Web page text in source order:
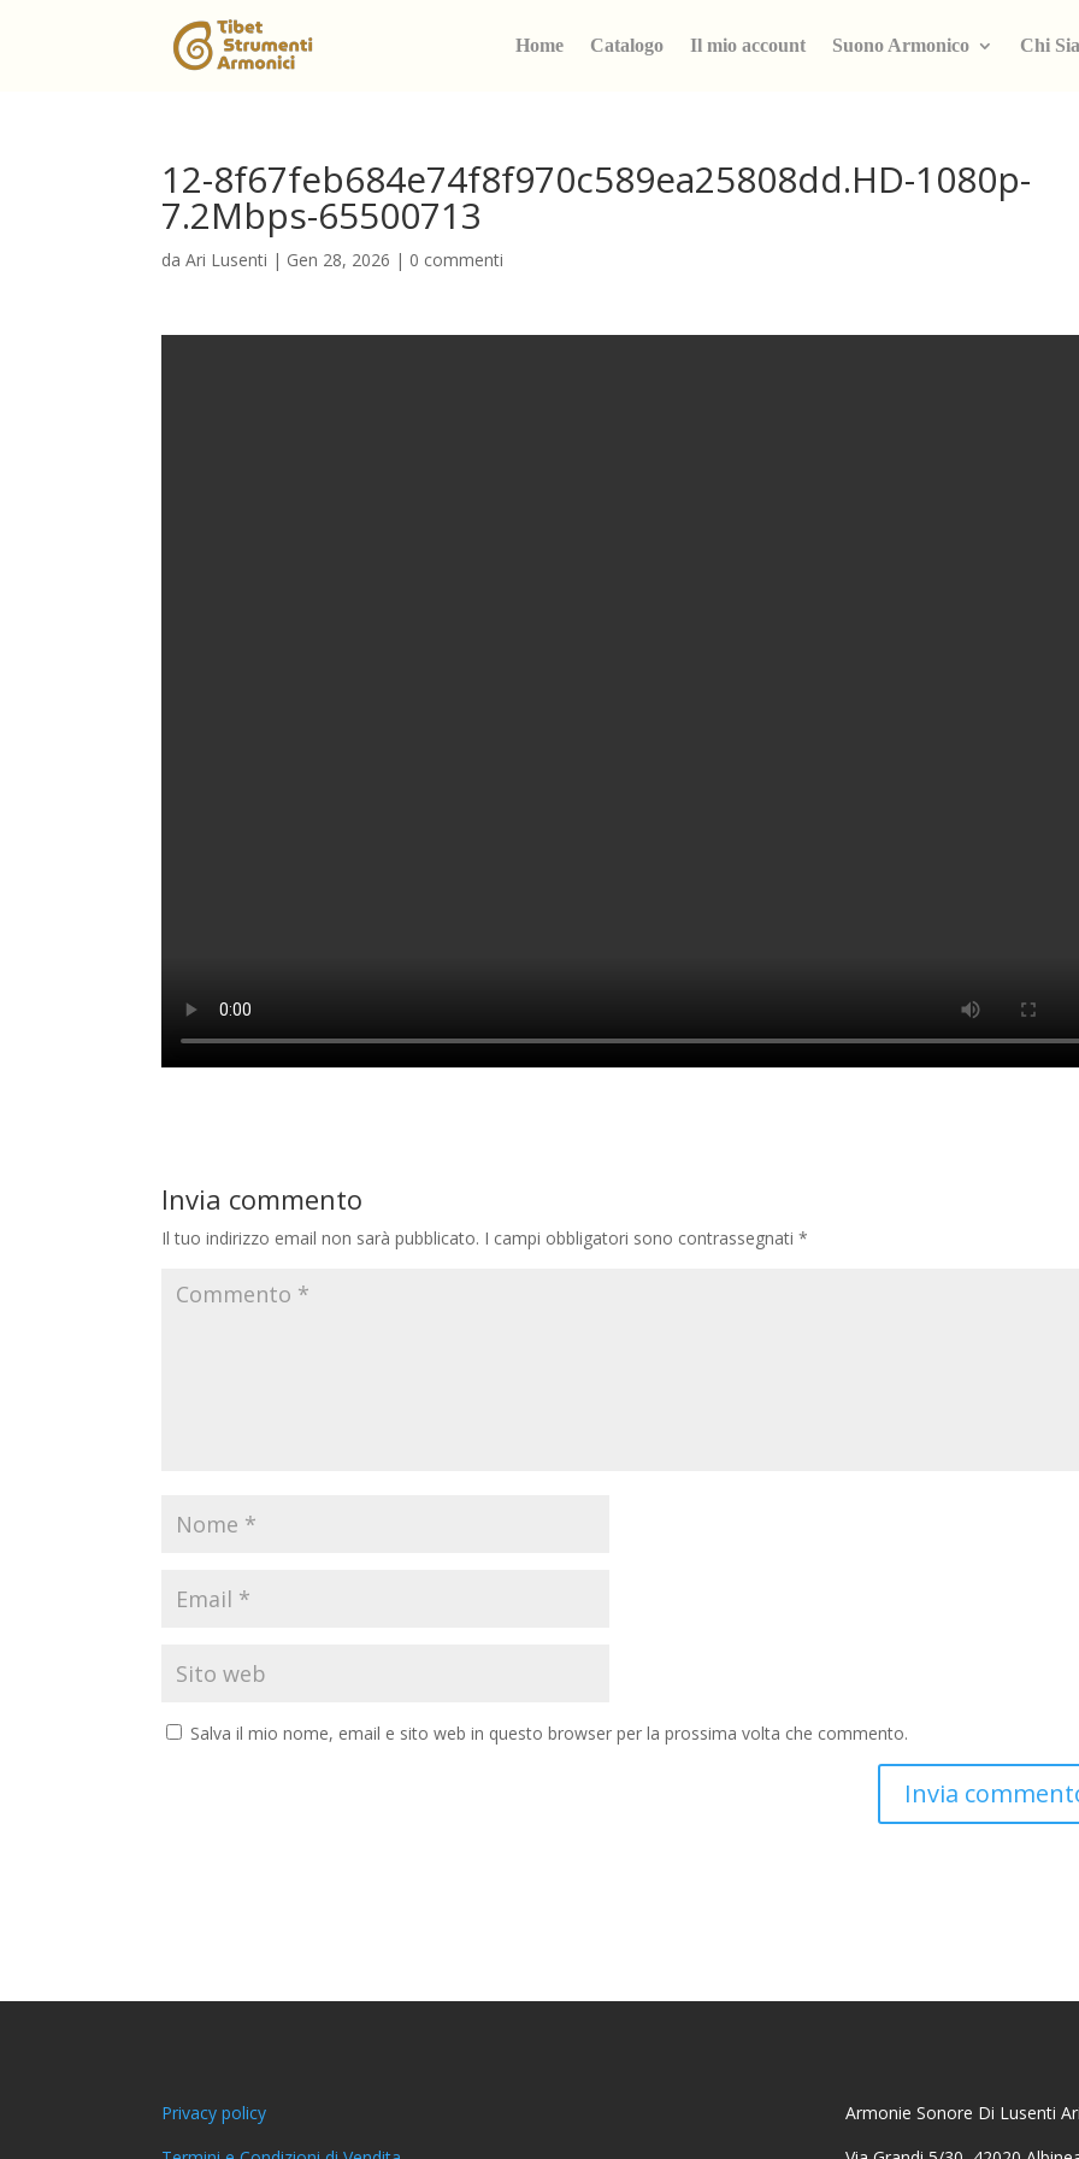
Home Catalogo Il mio account Suono Armonico Chi
12-8f67feb684e74f8f970c589ea25808dd.HD-1080p-
7.2Mbps-65500713
daAri Lusenti | Gen 28, 2026 | 0 commenti
Invia commento
Il tuo indirizzo email non sarà pubblicato. I campi obbligatori sono contrassegnati*
Salva il mio nome, email e sito web in questo browser per la prossima volta che commento.
Privacy policy
Armonie Sonore Di Lusenti